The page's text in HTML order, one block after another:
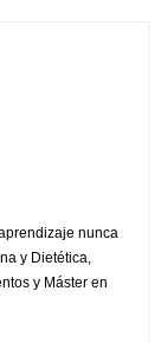
nunca
y Dietética,
y Máster en